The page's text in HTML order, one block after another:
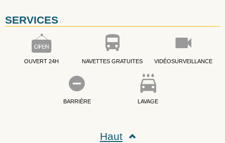
SERVICES
OUVERT 24H NAVETTES GRATUITES VIDÉOSURVEILLANCE
BARRIÈRE LAVAGE
Haut